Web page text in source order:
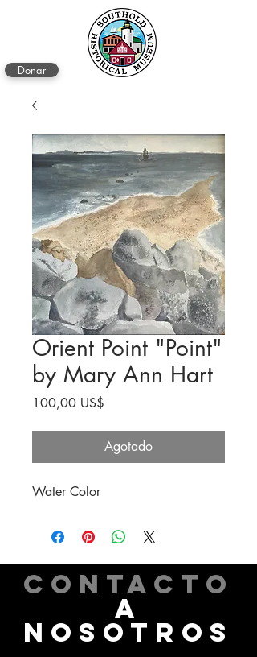
Donar
Orient Point "Point"
by Mary Ann Hart
100,00 US$
Agotado
Water Color
CONTACTO
A
NOSOTROS